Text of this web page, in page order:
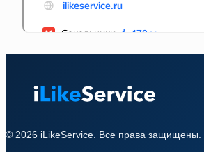
© 2026 iLikeService. Все права защищены.